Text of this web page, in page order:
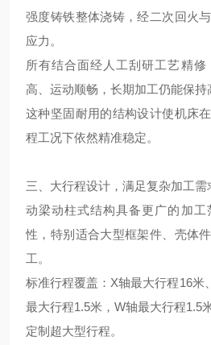
强度铸铁整体浇铸，经二次回火
应力。
所有结合面经人工刮研工艺精
高、运动顺畅，长期加工仍能保持
这种坚固耐用的结构设计使机床
程工况下依然精准稳定。
三、大行程设计，满足复杂加工需
动梁动柱式结构具备更广的加
性，特别适合大型框架件、壳体
工。
标准行程覆盖：X轴最大行程16米
最大行程1.5米，W轴最大行程1.5
定制超大型行程。